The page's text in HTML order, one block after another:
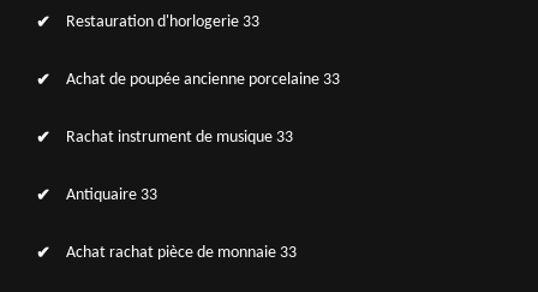
Restauration d'horlogerie 33
Achat de poupée ancienne porcelaine 33
Rachat instrument de musique 33
Antiquaire 33
Achat rachat pièce de monnaie 33